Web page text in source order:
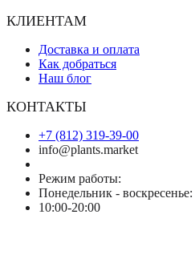
КЛИЕНТАМ
Доставка и оплата
Как добраться
Наш блог
КОНТАКТЫ
+7 (812) 319-39-00
info@plants.market
Режим работы:
Понедельник - воскресенье:
10:00-20:00